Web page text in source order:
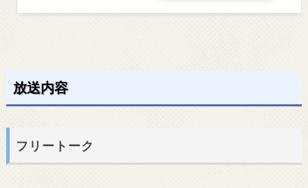
放送内容
フリートーク